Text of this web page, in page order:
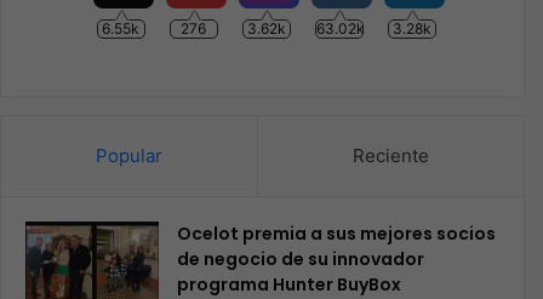
6.55k 276 3.62k 63.02k 3.28k
Popular Reciente
Ocelot premia a sus mejores socios
de negocio de su innovador
programa Hunter BuyBox